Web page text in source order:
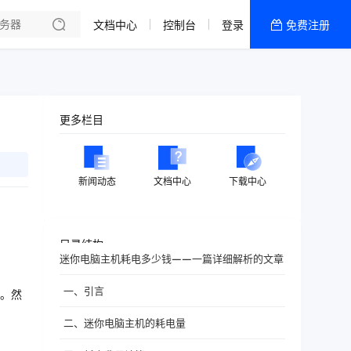
文档中心 控制台 登录 免费注册
然
更多栏目
新闻动态 文档中心 下载中心
目录结构
迷你电脑主机耗电多少钱——一篇详细解析的文章
一、引言
二、迷你电脑主机的耗电量